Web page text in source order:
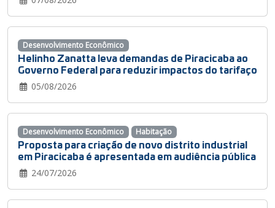
Helinho Zanatta leva demandas de Piracicaba ao
Governo Federal para reduzir impactos do tarifaço
05/08/2026
Desenvolvimento Econômico
Proposta para criação de novo distrito industrial
em Piracicaba é apresentada em audiência pública
24/07/2026
Desenvolvimento Econômico Habitação